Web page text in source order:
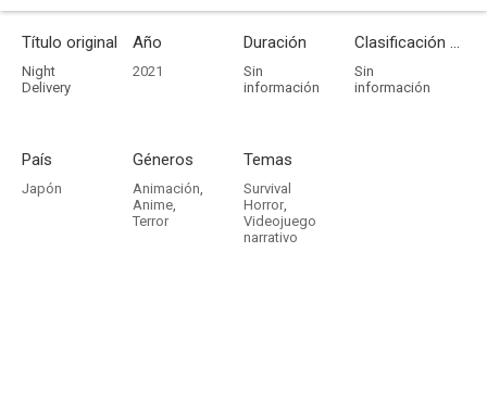
Título original
Night
Delivery
Año
2021
Duración
Sin
información
Clasificación por edades
Sin
información
País
Japón
Géneros
Animación,
Anime,
Terror
Temas
Survival
Horror,
Videojuego
narrativo